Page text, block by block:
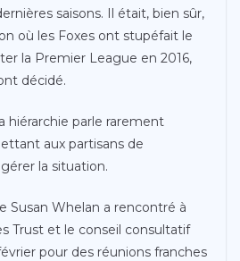
saisons. Il était, bien sûr,
où les Foxes ont stupéfait le
la Premier League en 2016,
décidé.
hiérarchie parle rarement
aux partisans de
la situation.
Susan Whelan a rencontré à
Trust et le conseil consultatif
pour des réunions franches